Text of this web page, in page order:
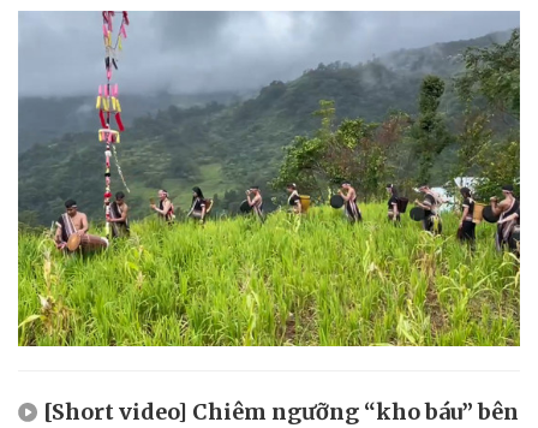
[Short video] Chiêm ngưỡng “kho báu” bên